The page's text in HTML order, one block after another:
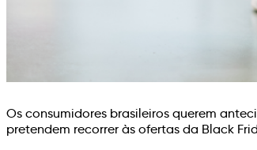
Os consumidores brasileiros querem
pretendem recorrer às ofertas da Black